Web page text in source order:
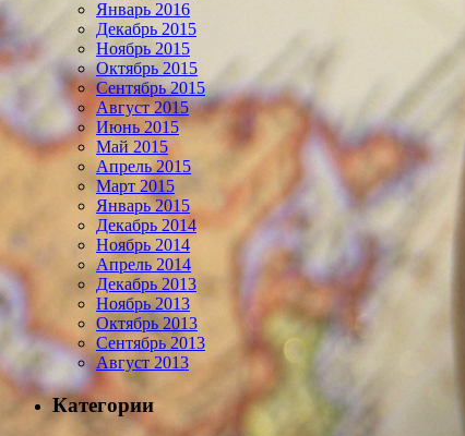
Январь 2016
Декабрь 2015
Ноябрь 2015
Октябрь 2015
Сентябрь 2015
Август 2015
Июнь 2015
Май 2015
Апрель 2015
Март 2015
Январь 2015
Декабрь 2014
Ноябрь 2014
Апрель 2014
Декабрь 2013
Ноябрь 2013
Октябрь 2013
Сентябрь 2013
Август 2013
Категории